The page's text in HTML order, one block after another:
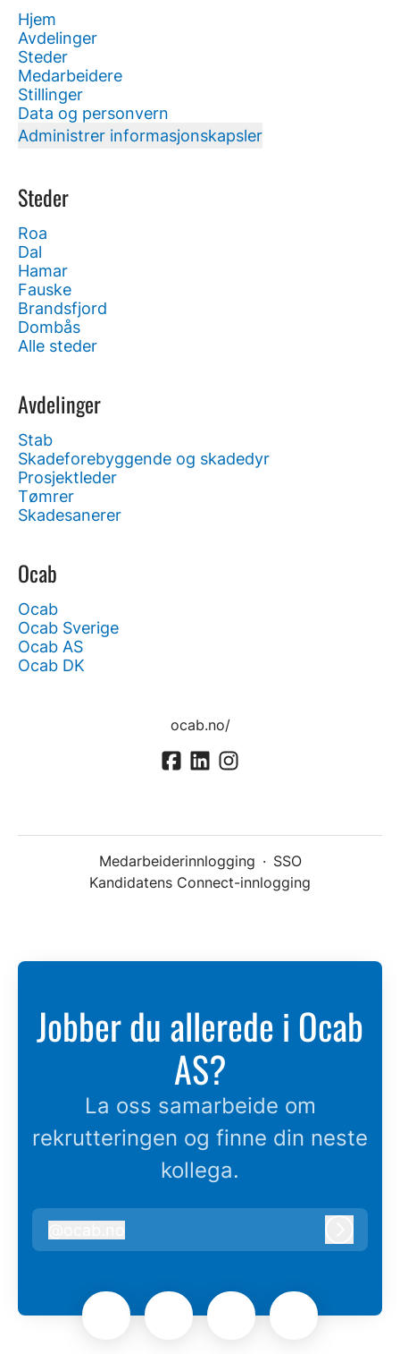
Hjem
Avdelinger
Steder
Medarbeidere
Stillinger
Data og personvern
Administrer informasjonskapsler
Steder
Roa
Dal
Hamar
Fauske
Brandsfjord
Dombås
Alle steder
Avdelinger
Stab
Skadeforebyggende og skadedyr
Prosjektleder
Tømrer
Skadesanerer
Ocab
Ocab
Ocab Sverige
Ocab AS
Ocab DK
ocab.no/
Medarbeiderinnlogging · SSO
Kandidatens Connect-innlogging
Jobber du allerede i Ocab
AS?
La oss samarbeide om
rekrutteringen og finne din neste
kollega.
ocab.no